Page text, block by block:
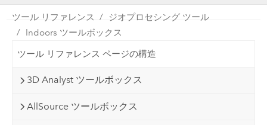
ン
ス
ツール リファレンス
ジオプロセシング ツール
Indoors ツールボックス
ツール リファレンス ページの構造
3D Analyst ツールボックス
AllSource ツールボックス